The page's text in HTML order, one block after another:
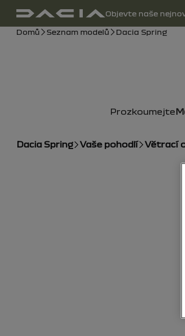
uživatelská příručka Hlavní
Objevte naše
Drobečková navigace
Domů Seznam modelů Dacia Spring
Prozkoumejte
Dacia Spring Vaše pohodlí Větrací